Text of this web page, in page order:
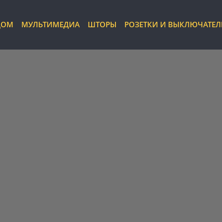
МУЛЬТИМЕДИА ШТОРЫ РОЗЕТКИ И